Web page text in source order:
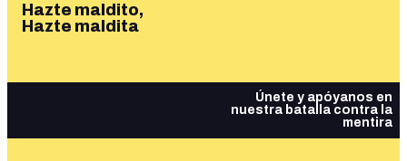
Hazte maldito,
Hazte maldita
Únete y apóyanos en
nuestra batalla contra la
mentira